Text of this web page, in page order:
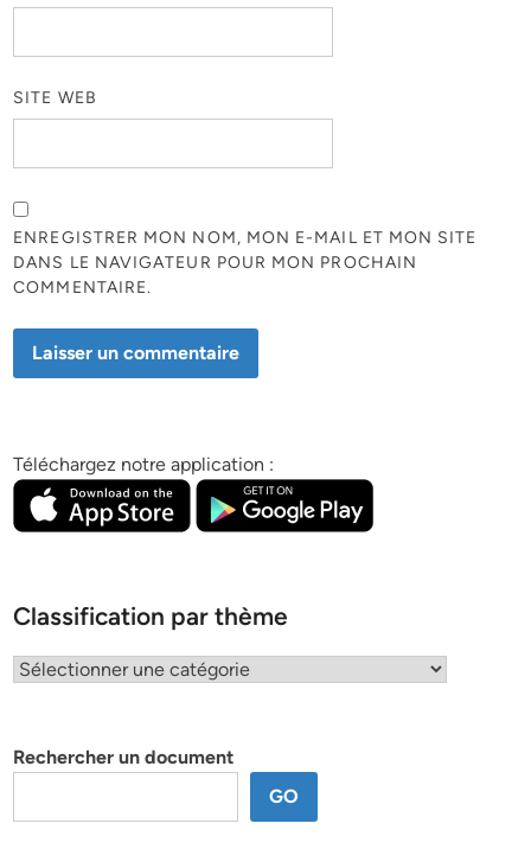
SITE WEB
ENREGISTRER MON NOM, MON E-MAIL ET MON SITE
DANS LE NAVIGATEUR POUR MON PROCHAIN
COMMENTAIRE.
Téléchargez notre application :
Classification par thème
Classification
Rechercher un document
GO